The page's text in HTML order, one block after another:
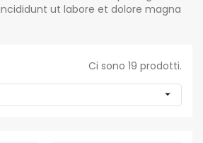
ut labore et dolore magna
Ci sono 19 prodotti.
